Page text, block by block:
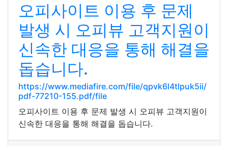
오피사이트 이용 후 문제
발생 시 오피뷰 고객지원이
신속한 대응을 통해 해결을
돕습니다.
https://www.mediafire.com/file/qpvk6l4tlpuk5ii/
pdf-77210-155.pdf/file
오피사이트 이용 후 문제 발생 시 오피뷰 고객지원이
신속한 대응을 통해 해결을 돕습니다.